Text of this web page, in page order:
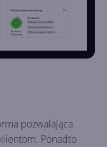
pozwalająca
Ponadto